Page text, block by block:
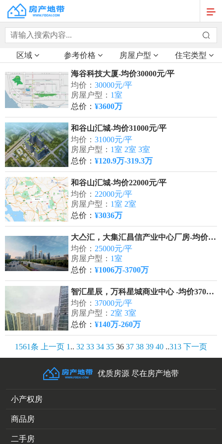
区域 参考价格 房屋户型 住宅类型
海谷科技大厦-均价30000元/平
均价：30000元/平
房屋户型： 1室
总价：¥3600万
和谷山汇城-均价31000元/平
均价：31000元/平
房屋户型： 1室 2室 3室
总价：¥120.9万-319.3万
和谷山汇城-均价22000元/平
均价： 22000元/平
房屋户型： 1室 2室
总价：¥3036万
大亼汇，大集汇昌信产业中心厂房-均价25000元/平
均价： 25000元/平
房屋户型： 1室
总价：¥1006万-3700万
智汇星辰，万科星城商业中心 -均价37000元/平
均价：37000元/平
房屋户型： 2室 3室
总价：¥140万-260万
1561条 上一页 1 .. 32 33 34 35 36 37 38 39 40 ..313 下一页
优质房源 尽在房产地带
小产权房
商品房
二手房